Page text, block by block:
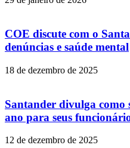
COE discute com o
denúncias e saúde mental
18 de dezembro de 2025
Santander divulga como
ano para seus
12 de dezembro de 2025